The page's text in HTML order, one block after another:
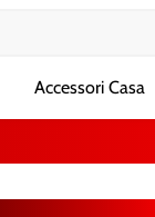
Accessori Casa